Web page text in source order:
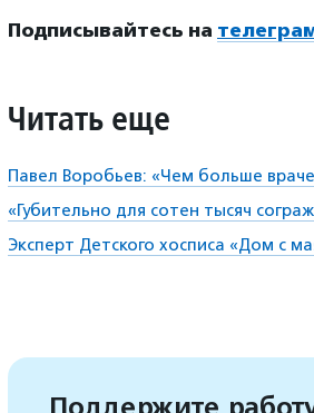
Подписывайтесь на
Читать еще
Павел Воробьев: «Чем больше
«Губительно для сотен тысяч
Эксперт Детского хосписа «Дом с